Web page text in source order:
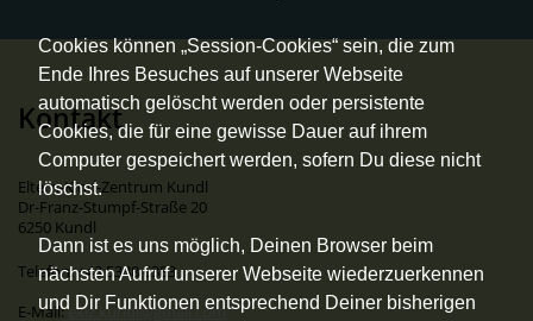
Cookies können „Session-Cookies“ sein, die zum
Ende Ihres Besuches auf unserer Webseite
automatisch gelöscht werden oder persistente
Cookies, die für eine gewisse Dauer auf ihrem
Computer gespeichert werden, sofern Du diese nicht
löschst.
Dann ist es uns möglich, Deinen Browser beim
nächsten Aufruf unserer Webseite wiederzuerkennen
und Dir Funktionen entsprechend Deiner bisherigen
Kontakt
Eltern-Kind-Zentrum Kundl
Dr-Franz-Stumpf-Straße 20
6250 Kundl
Telefon: +43 5338 6383
E-Mail:ekiz.kundl@gmail.com